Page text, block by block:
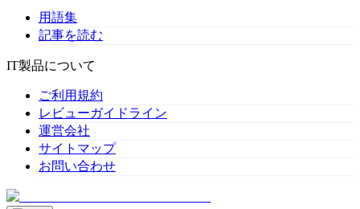
用語集
記事を読む
IT製品について
ご利用規約
レビューガイドライン
運営会社
サイトマップ
お問い合わせ